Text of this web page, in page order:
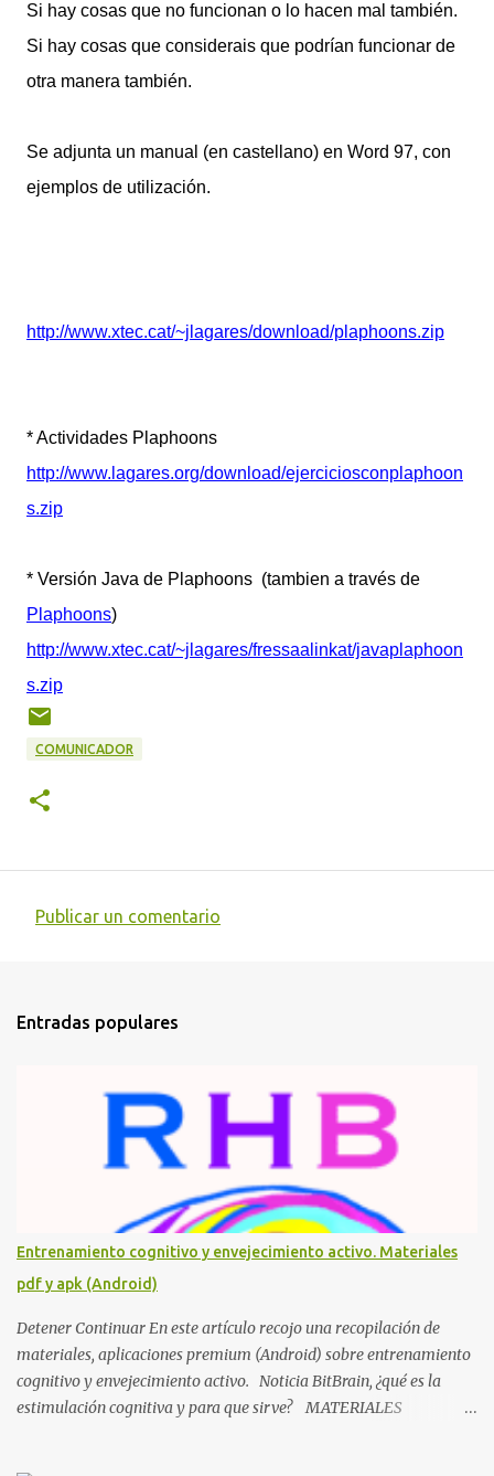
Si hay cosas que no funcionan o lo hacen mal también.
Si hay cosas que considerais que podrían funcionar de
otra manera también.
Se adjunta un manual (en castellano) en Word 97, con
ejemplos de utilización.
http://www.xtec.cat/~jlagares/download/plaphoons.zip
* Actividades Plaphoons
http://www.lagares.org/download/ejerciciosconplaphoon
s.zip
* Versión Java de Plaphoons (tambien a través de
Plaphoons)
http://www.xtec.cat/~jlagares/fressaalinkat/javaplaphoon
s.zip
COMUNICADOR
e
s
Publicar un comentario
Entradas populares
Entrenamiento cognitivo y envejecimiento activo. Materiales
pdf y apk (Android)
Detener Continuar En este artículo recojo una recopilación de
materiales, aplicaciones premium (Android) sobre entrenamiento
cognitivo y envejecimiento activo. Noticia BitBrain, ¿qué es la
estimulación cognitiva y para que sirve? MATERIALES